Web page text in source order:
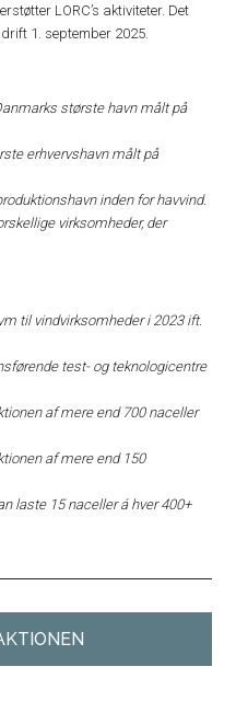
LORC’s aktiviteter. Det
1. september 2025.
største havn målt på
erhvervshavn målt på
inden for havvind.
virksomheder, der
til vindvirksomheder i 2023 ift.
test- og teknologicentre
af mere end 700 naceller
af mere end 150
laste 15 naceller á hver 400+